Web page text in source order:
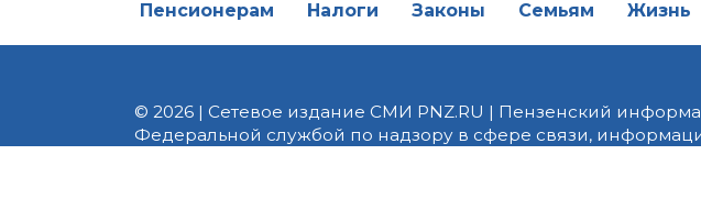
Пенсионерам Налоги Законы Семьям Жизнь
© 2026 | Сетевое издание СМИ PNZ.RU | Пензенский
Федеральной службой по надзору в сфере связи,